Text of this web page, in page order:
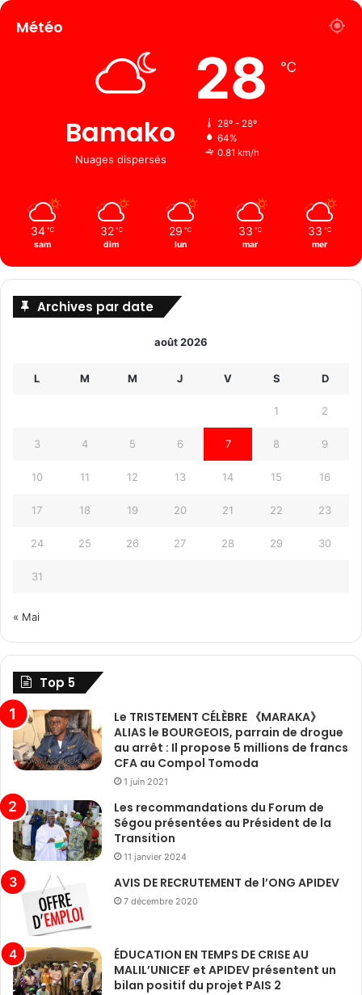
Météo
Bamako
Nuages ​​dispersés
28 ℃
28º - 28º
64%
0.81 km/h
34 ℃
sam
32 ℃
dim
29 ℃
lun
33 ℃
mar
33 ℃
mer
Archives par date
août 2026
L M M J V S D
1 2
3 4 5 6 7 8 9
10 11 12 13 14 15 16
17 18 19 20 21 22 23
24 25 26 27 28 29 30
31
« Mai
Top 5
Le TRISTEMENT CÉLÈBRE 《MARAKA》
ALIAS le BOURGEOIS, parrain de drogue
au arrêt : Il propose 5 millions de francs
CFA au Compol Tomoda
1 juin 2021
Les recommandations du Forum de
Ségou présentées au Président de la
Transition
11 janvier 2024
AVIS DE RECRUTEMENT de l’ONG APIDEV
7 décembre 2020
ÉDUCATION EN TEMPS DE CRISE AU
MALIL’UNICEF et APIDEV présentent un
bilan positif du projet PAIS 2